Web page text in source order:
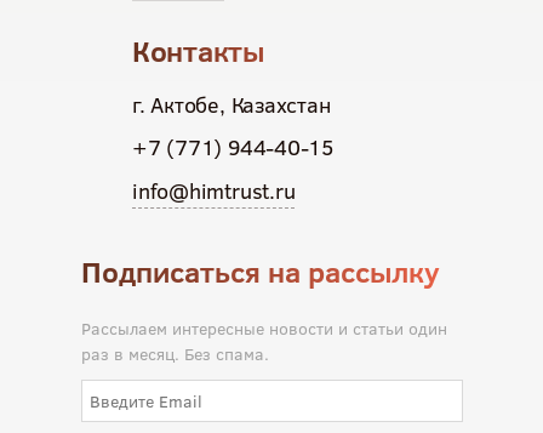
Контакты
г. Актобе, Казахстан
+7 (771) 944-40-15
info@himtrust.ru
Подписаться на рассылку
Рассылаем интересные новости и статьи один
раз в месяц. Без спама.